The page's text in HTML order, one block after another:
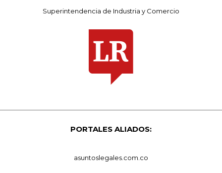
Superintendencia de Industria y Comercio
PORTALES ALIADOS:
asuntoslegales.com.co